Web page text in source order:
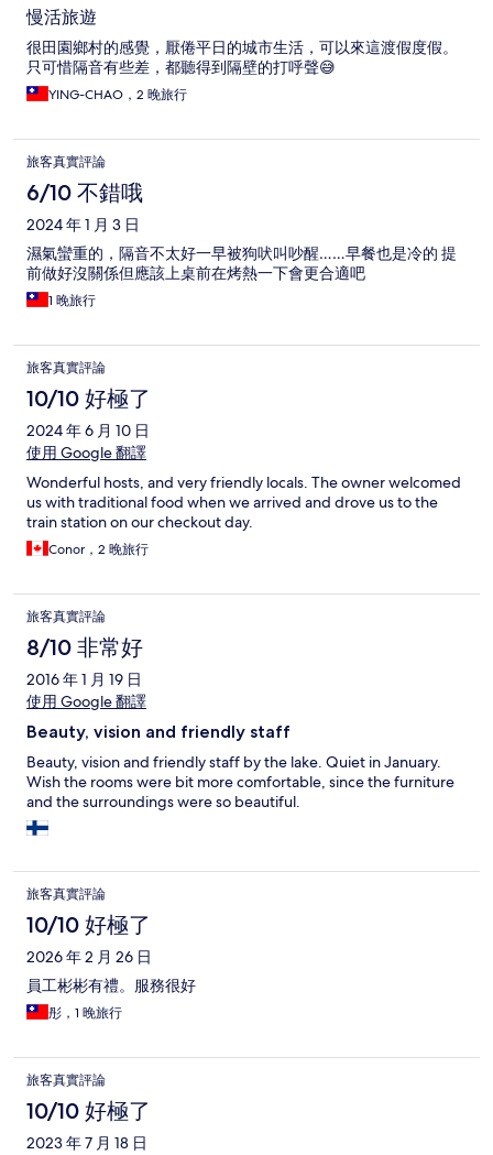
慢活旅遊
很田園鄉村的感覺，厭倦平日的城市生活，可以來這渡假度假。
只可惜隔音有些差，都聽得到隔壁的打呼聲😅
YING-CHAO，2 晚旅行
旅客真實評論
6/10 不錯哦
2024 年 1 月 3 日
濕氣蠻重的，隔音不太好一早被狗吠叫吵醒……早餐也是冷的 提
前做好沒關係但應該上桌前在烤熱一下會更合適吧
1 晚旅行
旅客真實評論
10/10 好極了
2024 年 6 月 10 日
使用 Google 翻譯
Wonderful hosts, and very friendly locals. The owner welcomed
us with traditional food when we arrived and drove us to the
train station on our checkout day.
Conor，2 晚旅行
旅客真實評論
8/10 非常好
2016 年 1 月 19 日
使用 Google 翻譯
Beauty, vision and friendly staff
Beauty, vision and friendly staff by the lake. Quiet in January.
Wish the rooms were bit more comfortable, since the furniture
and the surroundings were so beautiful.
旅客真實評論
10/10 好極了
2026 年 2 月 26 日
員工彬彬有禮。服務很好
彤，1 晚旅行
旅客真實評論
10/10 好極了
2023 年 7 月 18 日